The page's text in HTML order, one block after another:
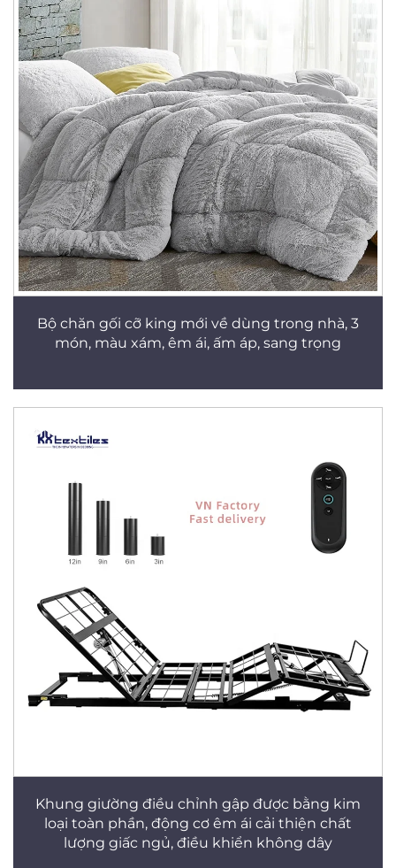
Bộ chăn gối cỡ king mới về dùng trong nhà, 3
món, màu xám, êm ái, ấm áp, sang trọng
Khung giường điều chỉnh gập được bằng kim
loại toàn phần, động cơ êm ái cải thiện chất
lượng giấc ngủ, điều khiển không dây